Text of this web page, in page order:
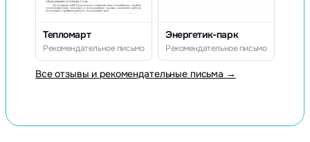
Тепломарт
Рекомендательное письмо
Энергетик-парк
Рекомендательное письмо
Все отзывы и рекомендательные письма →